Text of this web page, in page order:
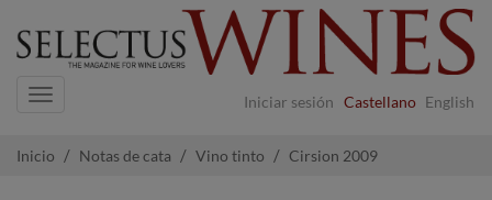
Iniciar sesión Castellano English
Navigation
Inicio Notas de cata Vino tinto Cirsion 2009